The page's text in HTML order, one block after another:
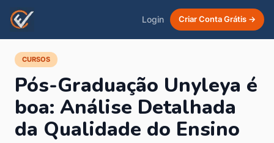
Login Criar Conta Grátis →
CURSOS
Pós-Graduação Unyleya é
boa: Análise Detalhada
da Qualidade do Ensino